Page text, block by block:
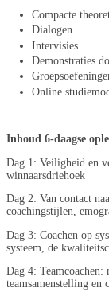
Compacte
Dialogen
Intervisies
Demonstraties
Online
Inhoud 6-daagse
Dag 1: Veiligheid en
winnaarsdriehoek
Dag 2: Van contact
coachingstijlen,
Dag 3: Coachen op
systeem, de
Dag 4: Teamcoachen:
teamsamenstelling en